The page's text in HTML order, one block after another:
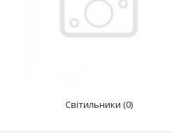
Світильники (0)